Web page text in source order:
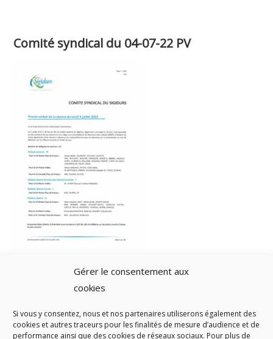
Gérer le consentement aux
cookies
Si vous y consentez, nous et nos partenaires utiliserons également des
cookies et autres traceurs pour les finalités de mesure d’audience et de
performance ainsi que des cookies de réseaux sociaux. Pour plus de
Comité syndical du 04-07-22 PV
A SAVOIR